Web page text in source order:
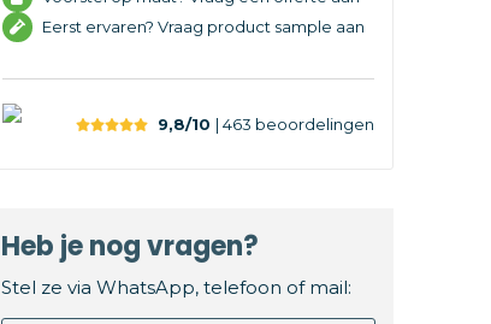
Eerst ervaren? Vraag product sample aan
9,8/10 | 463 beoordelingen
Heb je nog vragen?
Stel ze via WhatsApp, telefoon of mail: